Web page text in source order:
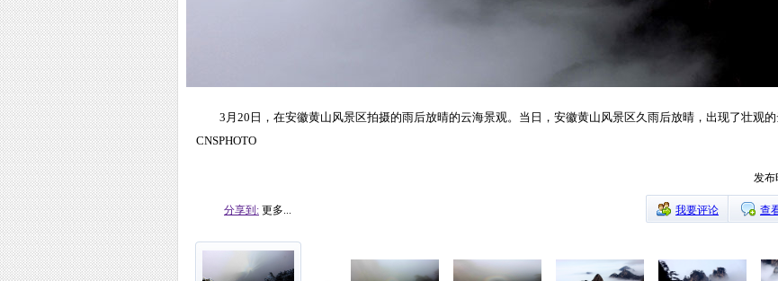
3月20日，在安徽黄山风景区拍摄的雨后放晴的云海景观。当日，安徽黄山风景区久雨后放晴，出现了壮观
CNSPHOTO
发布
分享到: 更多... 我要评论 查